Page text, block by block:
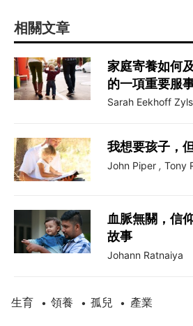
相關文章
家庭寄養如何
的一項重要服
Sarah Eekhoff
我想要孩子，
John Piper , Tony
血脈無關，信
故事
Johann Ratnaiya
生育 • 領養 • 孤兒 • 產業